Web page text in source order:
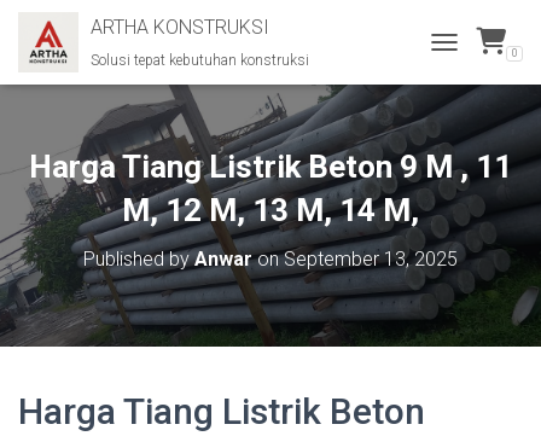
ARTHA KONSTRUKSI
Solusi tepat kebutuhan konstruksi
O
G
L
E
N
V
I
A
0
Harga Tiang Listrik Beton 9 M , 11
M, 12 M, 13 M, 14 M,
Published byAnwaronSeptember 13, 2025
Harga Tiang Listrik Beton